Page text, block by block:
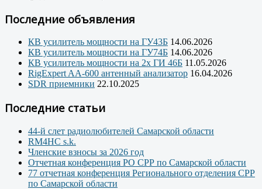
Последние объявления
КВ усилитель мощности на ГУ43Б 14.06.2026
КВ усилитель мощности на ГУ74Б 14.06.2026
КВ усилитель мощности на 2х ГИ 46Б 11.05.2026
RigExpert AA-600 антенный анализатор 16.04.2026
SDR приемники 22.10.2025
Последние статьи
44-й слет радиолюбителей Самарской области
RM4HC s.k.
Членские взносы за 2026 год
Отчетная конференция РО СРР по Самарской области
77 отчетная конференция Регионального отделения СРР
по Самарской области